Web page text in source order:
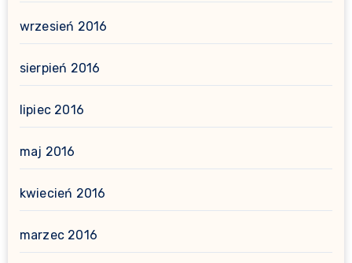
wrzesień 2016
sierpień 2016
lipiec 2016
maj 2016
kwiecień 2016
marzec 2016